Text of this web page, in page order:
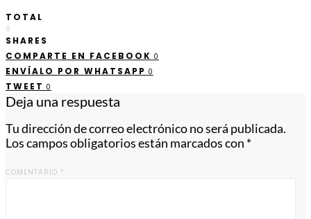
TOTAL
0
SHARES
COMPARTE EN FACEBOOK 0
ENVÍALO POR WHATSAPP 0
TWEET 0
Deja una respuesta
Tu dirección de correo electrónico no será publicada.
Los campos obligatorios están marcados con *
COMENTARIO *